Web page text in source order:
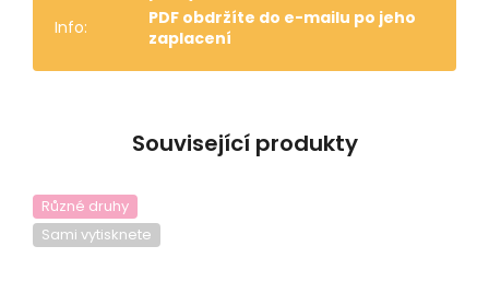
Související produkty
Různé druhy
Sami vytisknete
Info:
PDF obdržíte do e-mailu po jeho
zaplacení